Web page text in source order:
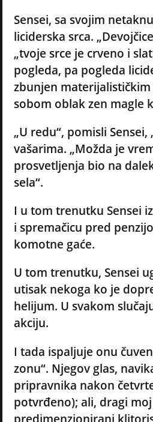
Sensei, sa svojim
liciderska srca.
„tvoje srce je crveno i
pogleda, pa pogleda
zbunjen
sobom oblak zen magle
„U redu“, pomisli
vašarima. „Možda je
prosvetljenja bio na
sela“.
I u tom trenutku Sensei
i spremačicu pred
komotne gaće.
U tom trenutku, Sensei
utisak nekoga ko je
helijum. U svakom
akciju.
I tada ispaljuje onu
zonu“. Njegov glas,
pripravnika nakon
potvrđeno); ali, dragi
predimenzionirani